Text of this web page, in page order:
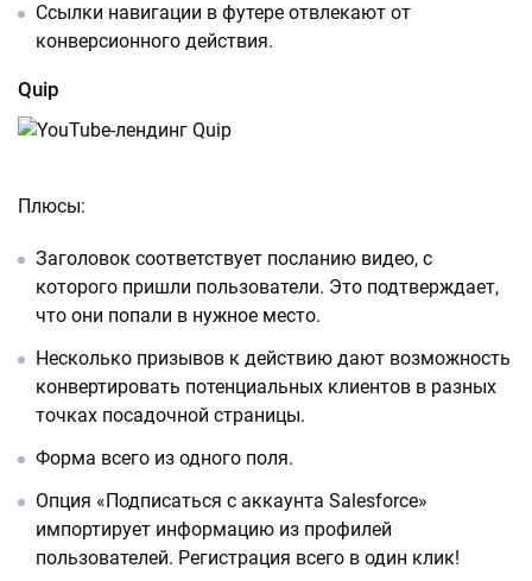
Ссылки навигации в футере отвлекают от
конверсионного действия.
Quip
Плюсы:
Заголовок соответствует посланию видео, с
которого пришли пользователи. Это подтверждает,
что они попали в нужное место.
Несколько призывов к действию дают возможность
конвертировать потенциальных клиентов в разных
точках посадочной страницы.
Форма всего из одного поля.
Опция «Подписаться с аккаунта Salesforce»
импортирует информацию из профилей
пользователей. Регистрация всего в один клик!